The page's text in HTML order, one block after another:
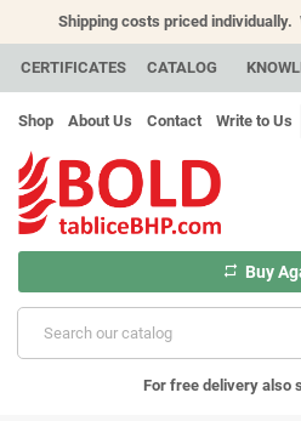
Shipping costs priced individually.
CERTIFICATES CATALOG
Shop About Us Contact Write to Us
repeat Buy
For free delivery also